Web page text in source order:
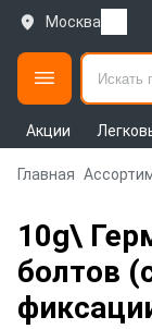
Москва
Акции
Главная
10g\
болтов